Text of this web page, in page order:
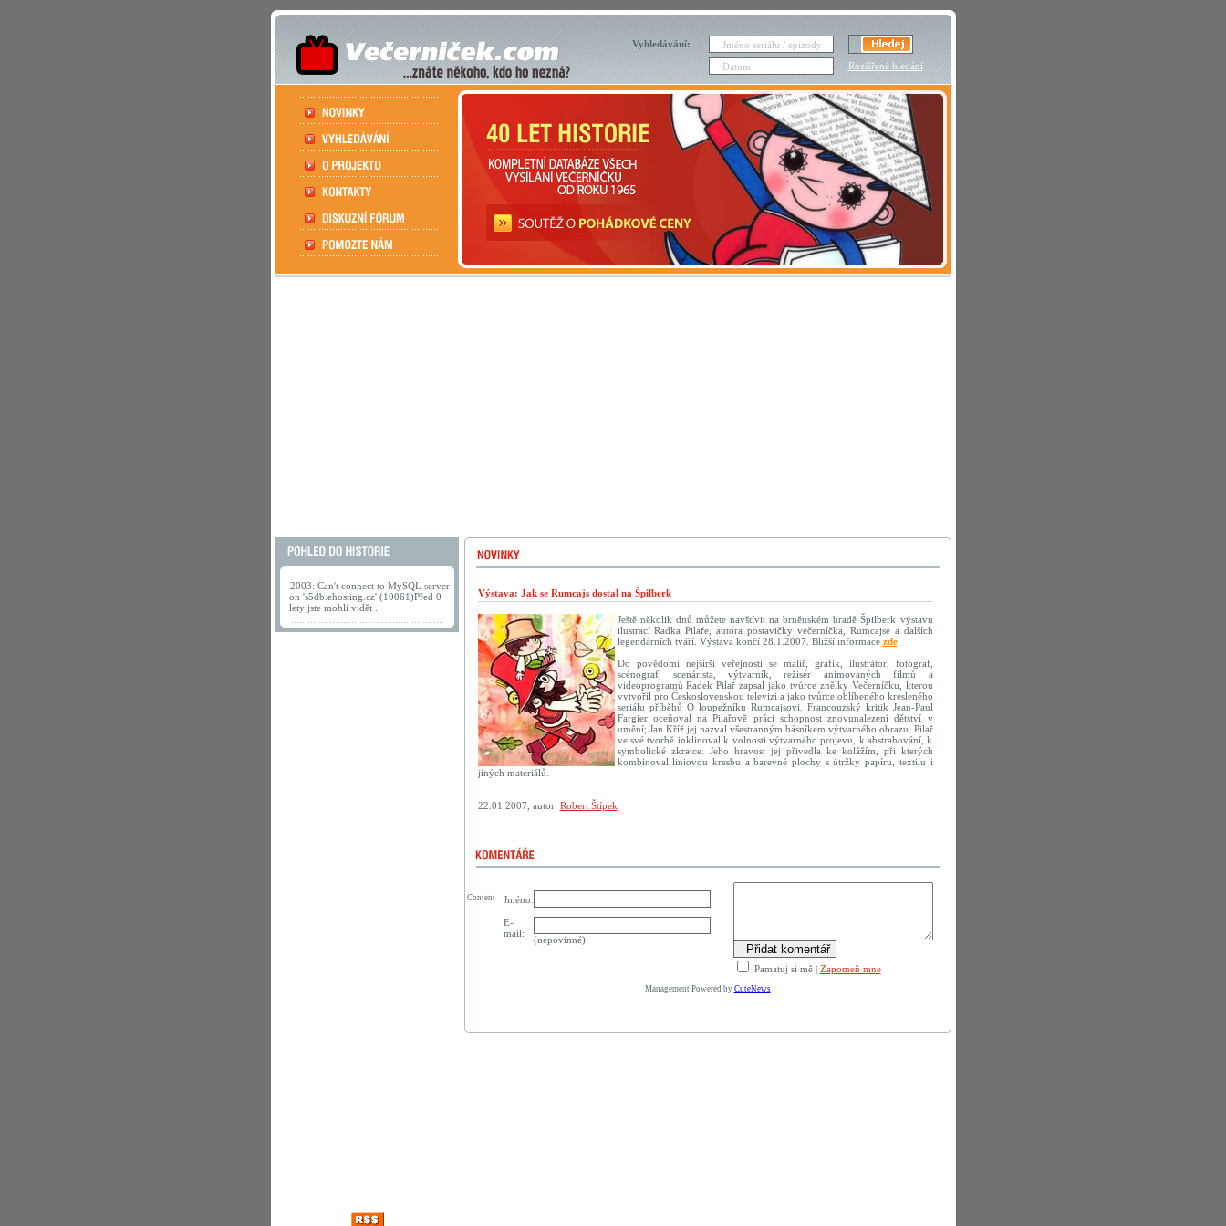
Vyhledávání:
Rozšířené hledání
2003: Can't connect to MySQL server
on 's5db.ehosting.cz' (10061)Před 0
lety jste mohli vidět .
Výstava: Jak se Rumcajs dostal na Špilberk
Ještě několik dnů můžete navštívit na brněnském hradě Špilberk výstavu
ilustrací Radka Pilaře, autora postavičky večerníčka, Rumcajse a dalších
legendárních tváří. Výstava končí 28.1.2007. Bližší informace zde.
Do povědomí nejširší veřejnosti se malíř, grafik, ilustrátor, fotograf,
scénograf, scenárista, výtvarník, režisér animovaných filmů a
videoprogramů Radek Pilař zapsal jako tvůrce znělky Večerníčku, kterou
vytvořil pro Československou televizi a jako tvůrce oblíbeného kresleného
seriálu příběhů O loupežníku Rumcajsovi. Francouzský kritik Jean-Paul
Fargier oceňoval na Pilařově práci schopnost znovunalezení dětství v
umění; Jan Kříž jej nazval všestranným básníkem výtvarného obrazu. Pilař
ve své tvorbě inklinoval k volnosti výtvarného projevu, k abstrahování, k
symbolické zkratce. Jeho hravost jej přivedla ke kolážím, při kterých
kombinoval liniovou kresbu a barevné plochy s útržky papíru, textilu i
jiných materiálů.
22.01.2007, autor: Robert Štípek
Jméno:
Pamatuj si mě| Zapomeň mne
E-
mail:
(nepovinné)
Content
Management Powered by CuteNews